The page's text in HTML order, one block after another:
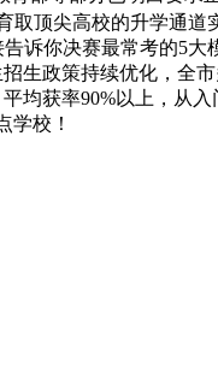
顶尖高校的升学通道
诉你决赛最常考的5大
生政策持续优化，全
均获率90%以上，从
学校！